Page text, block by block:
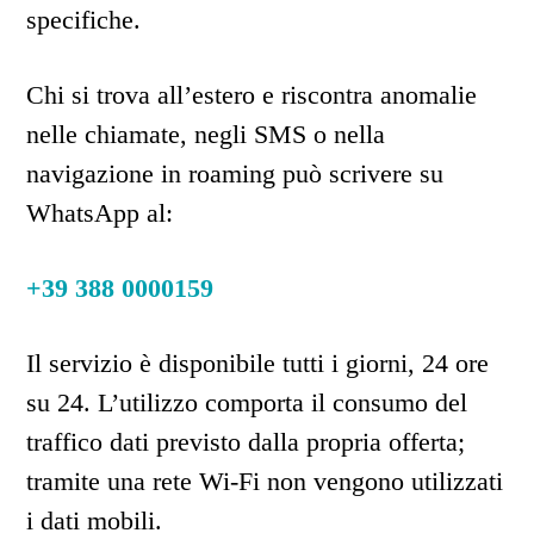
specifiche.
Chi si trova all’estero e riscontra anomalie
nelle chiamate, negli SMS o nella
navigazione in roaming può scrivere su
WhatsApp al:
+39 388 0000159
Il servizio è disponibile tutti i giorni, 24 ore
su 24. L’utilizzo comporta il consumo del
traffico dati previsto dalla propria offerta;
tramite una rete Wi-Fi non vengono utilizzati
i dati mobili.